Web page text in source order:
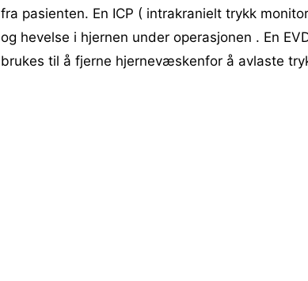
fra pasienten. En ICP ( intrakranielt trykk
og hevelse i hjernen under operasjonen . En
brukes til å fjerne hjernevæskenfor å avlaste